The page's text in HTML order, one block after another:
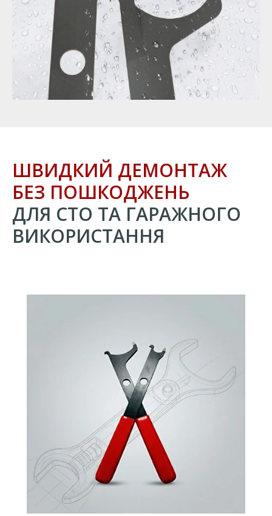
ШВИДКИЙ ДЕМОНТАЖ
БЕЗ ПОШКОДЖЕНЬ
ДЛЯ СТО ТА ГАРАЖНОГО
ВИКОРИСТАННЯ